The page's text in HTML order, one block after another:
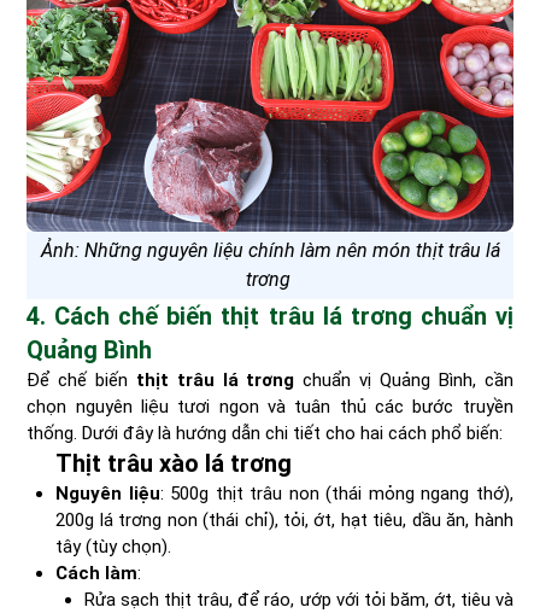
Ảnh: Những nguyên liệu chính làm nên món thịt trâu lá
trơng
4. Cách chế biến thịt trâu lá trơng chuẩn vị
Quảng Bình
Để chế biến thịt trâu lá trơng chuẩn vị Quảng Bình, cần
chọn nguyên liệu tươi ngon và tuân thủ các bước truyền
thống. Dưới đây là hướng dẫn chi tiết cho hai cách phổ biến:
Thịt trâu xào lá trơng
Nguyên liệu: 500g thịt trâu non (thái mỏng ngang thớ),
200g lá trơng non (thái chỉ), tỏi, ớt, hạt tiêu, dầu ăn, hành
tây (tùy chọn).
Cách làm:
Rửa sạch thịt trâu, để ráo, ướp với tỏi băm, ớt, tiêu và